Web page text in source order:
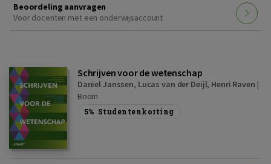
Beoordeling aanvragen
Voor docenten met een onderwijsaccount
Schrijven voor de wetenschap
Daniel Janssen, Lucas van der Deijl, Henri Raven |
Boom
5% Studentenkorting